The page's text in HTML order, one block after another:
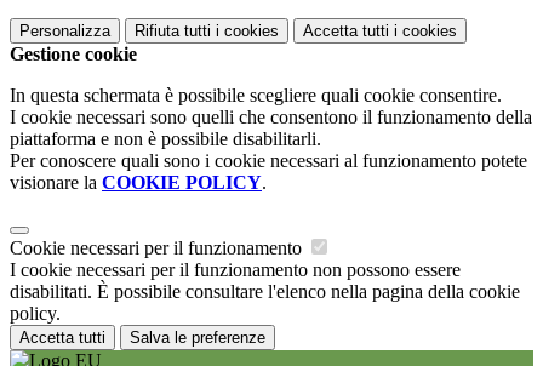
Personalizza Rifiuta tutti i cookies Accetta tutti i cookies
Gestione cookie
In questa schermata è possibile scegliere quali cookie consentire.
I cookie necessari sono quelli che consentono il funzionamento della
piattaforma e non è possibile disabilitarli.
Per conoscere quali sono i cookie necessari al funzionamento potete
visionare la COOKIE POLICY.
Cookie necessari per il funzionamento
I cookie necessari per il funzionamento non possono essere
disabilitati. È possibile consultare l'elenco nella pagina della cookie
policy.
Accetta tutti Salva le preferenze